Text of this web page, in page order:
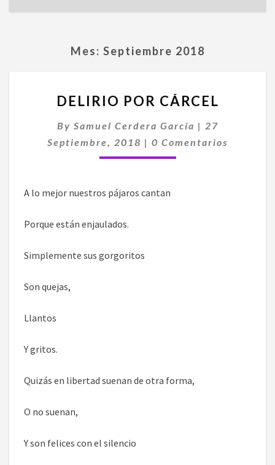
Mes: Septiembre 2018
POR
DELIRIO POR CÁRCEL
By Samuel Cerdera García | 27
Septiembre, 2018 | Comentarios
0 Comentarios
A lo mejor nuestros pájaros cantan
Porque están enjaulados.
Simplemente sus gorgoritos
Son quejas,
Llantos
Y gritos.
Quizás en libertad suenan de otra forma,
O no suenan,
Y son felices con el silencio